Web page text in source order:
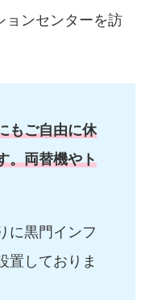
ョンセンターを訪
もご自由に休
。両替機やト
に黒門インフ
置しておりま